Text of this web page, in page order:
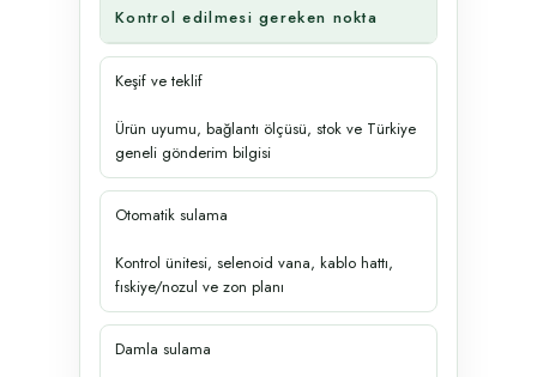
Kontrol edilmesi gereken nokta
Keşif ve teklif
Ürün uyumu, bağlantı ölçüsü, stok ve Türkiye
geneli gönderim bilgisi
Otomatik sulama
Kontrol ünitesi, selenoid vana, kablo hattı,
fıskiye/nozul ve zon planı
Damla sulama